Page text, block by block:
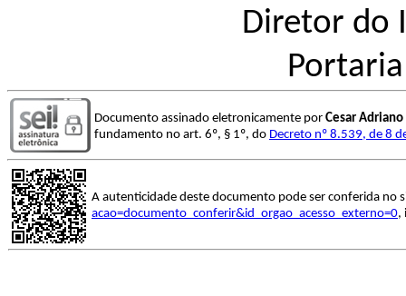
Diretor do
Documento assinado eletronicamente por Cesar Adriano
fundamento no art. 6º, § 1º, do Decreto nº 8.539, de 8
A autenticidade deste documento pode ser conferida no
acao=documento_conferir&id_orgao_acesso_externo=0,